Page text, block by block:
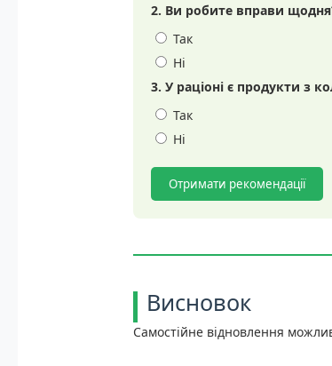
2. Ви робите вправи
Так
Ні
3. У раціоні є продукти з
Так
Ні
Отримати рекомендації
Висновок
Самостійне відновлення